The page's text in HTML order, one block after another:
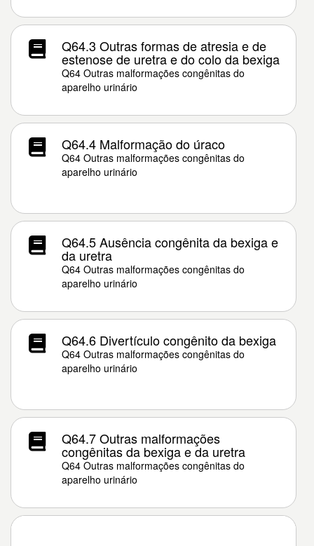
Q64.3 Outras formas de atresia e de
estenose de uretra e do colo da bexiga
Q64 Outras malformações congênitas do
aparelho urinário
Q64.4 Malformação do úraco
Q64 Outras malformações congênitas do
aparelho urinário
Q64.5 Ausência congênita da bexiga e
da uretra
Q64 Outras malformações congênitas do
aparelho urinário
Q64.6 Divertículo congênito da bexiga
Q64 Outras malformações congênitas do
aparelho urinário
Q64.7 Outras malformações
congênitas da bexiga e da uretra
Q64 Outras malformações congênitas do
aparelho urinário